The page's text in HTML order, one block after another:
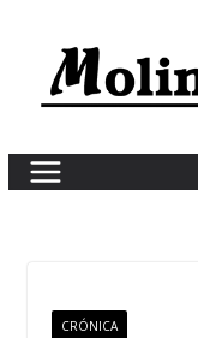
content
CRÓNICA